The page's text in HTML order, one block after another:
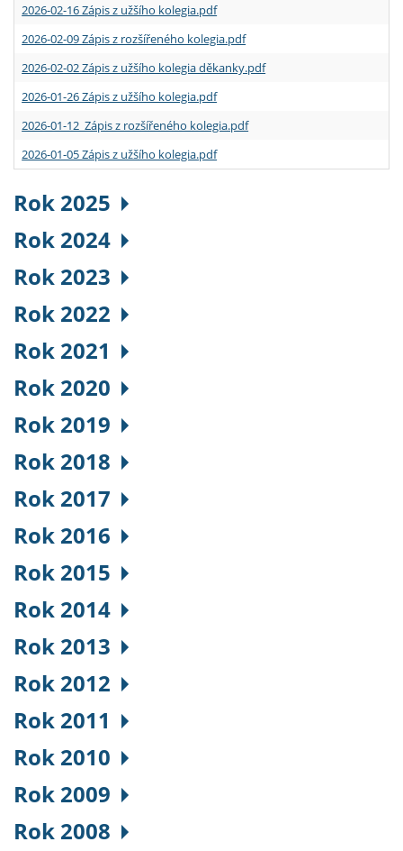
2026-02-16 Zápis z užšího kolegia.pdf
2026-02-09 Zápis z rozšířeného kolegia.pdf
2026-02-02 Zápis z užšího kolegia děkanky.pdf
2026-01-26 Zápis z užšího kolegia.pdf
2026-01-12 Zápis z rozšířeného kolegia.pdf
2026-01-05 Zápis z užšího kolegia.pdf
Rok 2025
Rok 2024
Rok 2023
Rok 2022
Rok 2021
Rok 2020
Rok 2019
Rok 2018
Rok 2017
Rok 2016
Rok 2015
Rok 2014
Rok 2013
Rok 2012
Rok 2011
Rok 2010
Rok 2009
Rok 2008